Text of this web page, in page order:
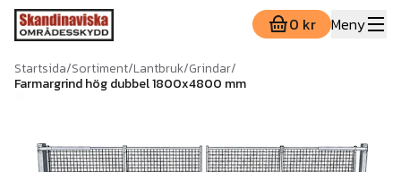
0 kr Meny
Startsida/Sortiment/Lantbruk/Grindar/
Farmargrind hög dubbel 1800x4800 mm